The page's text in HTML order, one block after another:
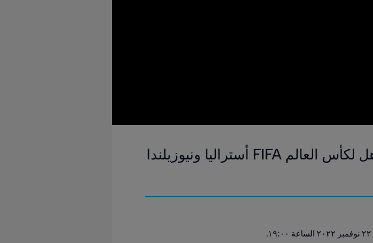
باراجواي وبنما | المجموعة ٣ | دورة الملحق المؤهل لكأس العالم FIFA أستراليا ونيوزيلندا